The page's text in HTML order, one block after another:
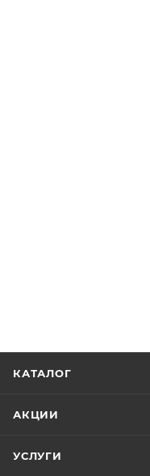
КАТАЛОГ
АКЦИИ
УСЛУГИ